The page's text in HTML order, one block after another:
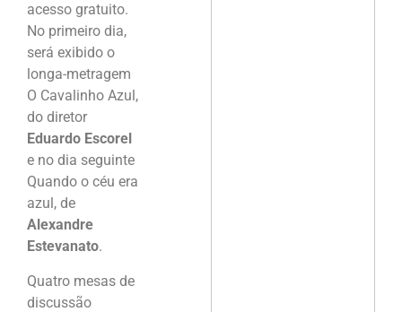
acesso gratuito.
No primeiro dia,
será exibido o
longa-metragem
O Cavalinho Azul,
do diretor
Eduardo Escorel
e no dia seguinte
Quando o céu era
azul, de
Alexandre
Estevanato.
Quatro mesas de
discussão